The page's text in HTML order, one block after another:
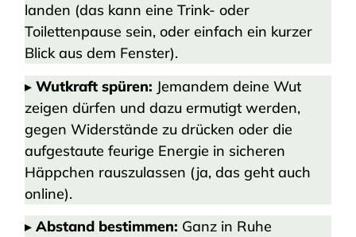
landen (das kann eine Trink- oder
Toilettenpause sein, oder einfach ein kurzer
Blick aus dem Fenster).
▸Wutkraft spüren: Jemandem deine Wut
zeigen dürfen und dazu ermutigt werden,
gegen Widerstände zu drücken oder die
aufgestaute feurige Energie in sicheren
Häppchen rauszulassen (ja, das geht auch
online).
▸Abstand bestimmen: Ganz in Ruhe